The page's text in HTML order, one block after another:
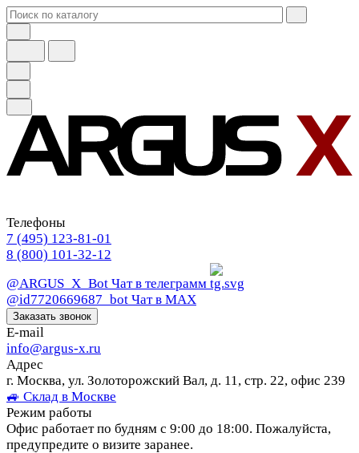
Телефоны
7 (495) 123-81-01
8 (800) 101-32-12
@ARGUS_X_Bot Чат в телеграмм
@id7720669687_bot Чат в МАХ
Заказать звонок
E-mail
info@argus-x.ru
Адрес
г. Москва, ул. Золоторожский Вал, д. 11, стр. 22, офис 239
🚙 Склад в Москве
Режим работы
Офис работает по будням с 9:00 до 18:00. Пожалуйста,
предупредите о визите заранее.